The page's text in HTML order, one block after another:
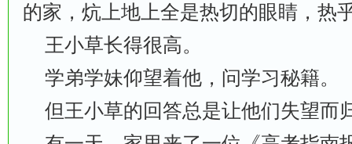
的家，炕上地上全是热切的眼睛，热
王小草长得很高。
学弟学妹仰望着他，问学习秘籍。
但王小草的回答总是让他们失望而